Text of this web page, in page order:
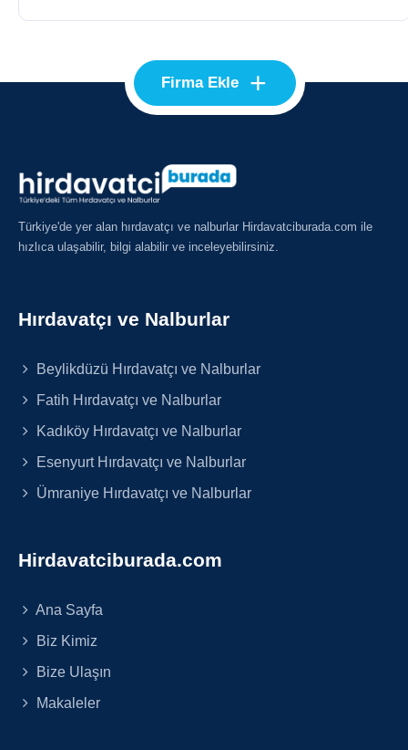
Firma Ekle +
Türkiye'de yer alan hırdavatçı ve nalburlar Hirdavatciburada.com ile
hızlıca ulaşabilir, bilgi alabilir ve inceleyebilirsiniz.
Hırdavatçı ve Nalburlar
Beylikdüzü Hırdavatçı ve Nalburlar
Fatih Hırdavatçı ve Nalburlar
Kadıköy Hırdavatçı ve Nalburlar
Esenyurt Hırdavatçı ve Nalburlar
Ümraniye Hırdavatçı ve Nalburlar
Hirdavatciburada.com
Ana Sayfa
Biz Kimiz
Bize Ulaşın
Makaleler